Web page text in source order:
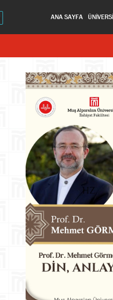
ANA SAYFA